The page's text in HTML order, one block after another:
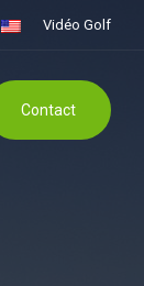
Vidéo Golf
Contact